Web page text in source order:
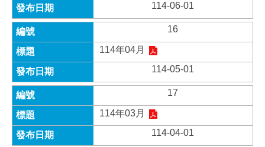
114-06-01
16
114年04月
114-05-01
17
114年03月
114-04-01